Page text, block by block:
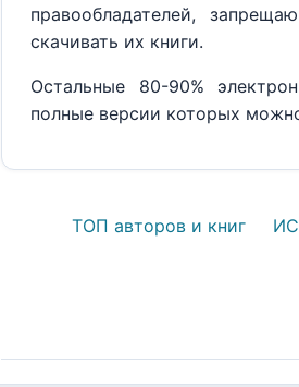
правообладателей,
скачивать их книги.
Остальные 80-90%
полные версии которых
ТОП авторов и книг